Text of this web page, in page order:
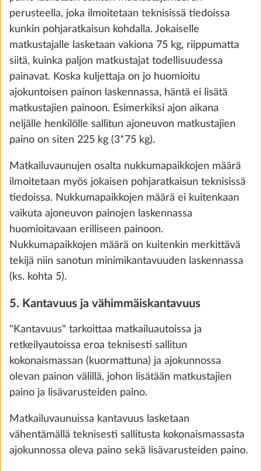
the future. You can find more information about
cookies and customization options by clicking on
the "Show details" link.
Show details Decline Accept all
Cor
VAKIOVARUSTE
Lisää
VAIHE 4 / 8
Sisustus ja kalusteet
perusteella, joka ilmoitetaan teknisissä tiedoissa
kunkin pohjaratkaisun kohdalla. Jokaiselle
matkustajalle lasketaan vakiona 75 kg, riippumatta
siitä, kuinka paljon matkustajat todellisuudessa
painavat. Koska kuljettaja on jo huomioitu
ajokuntoisen painon laskennassa, häntä ei lisätä
matkustajien painoon. Esimerkiksi ajon aikana
neljälle henkilölle sallitun ajoneuvon matkustajien
paino on siten 225 kg (3*75 kg).
Matkailuvaunujen osalta nukkumapaikkojen määrä
ilmoitetaan myös jokaisen pohjaratkaisun teknisissä
tiedoissa. Nukkumapaikkojen määrä ei kuitenkaan
vaikuta ajoneuvon painojen laskennassa
huomioitavaan erilliseen painoon.
Nukkumapaikkojen määrä on kuitenkin merkittävä
tekijä niin sanotun minimikantavuuden laskennassa
(ks. kohta 5).
5. Kantavuus ja vähimmäiskantavuus
"Kantavuus" tarkoittaa matkailuautoissa ja
retkeilyautoissa eroa teknisesti sallitun
kokonaismassan (kuormattuna) ja ajokunnossa
olevan painon välillä, johon lisätään matkustajien
paino ja lisävarusteiden paino.
Matkailuvaunuissa kantavuus lasketaan
vähentämällä teknisesti sallitusta kokonaismassasta
ajokunnossa oleva paino sekä lisävarusteiden paino.